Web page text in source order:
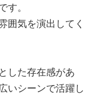
。
囲気を演出してく
した存在感があ
いシーンで活躍し